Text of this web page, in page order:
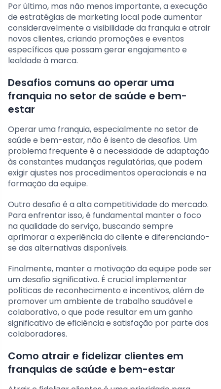
Por último, mas não menos importante, a execução
de estratégias de marketing local pode aumentar
consideravelmente a visibilidade da franquia e atrair
novos clientes, criando promoções e eventos
específicos que possam gerar engajamento e
lealdade à marca.
Desafios comuns ao operar uma
franquia no setor de saúde e bem-
estar
Operar uma franquia, especialmente no setor de
saúde e bem-estar, não é isento de desafios. Um
problema frequente é a necessidade de adaptação
às constantes mudanças regulatórias, que podem
exigir ajustes nos procedimentos operacionais e na
formação da equipe.
Outro desafio é a alta competitividade do mercado.
Para enfrentar isso, é fundamental manter o foco
na qualidade do serviço, buscando sempre
aprimorar a experiência do cliente e diferenciando-
se das alternativas disponíveis.
Finalmente, manter a motivação da equipe pode ser
um desafio significativo. É crucial implementar
políticas de reconhecimento e incentivos, além de
promover um ambiente de trabalho saudável e
colaborativo, o que pode resultar em um ganho
significativo de eficiência e satisfação por parte dos
colaboradores.
Como atrair e fidelizar clientes em
franquias de saúde e bem-estar